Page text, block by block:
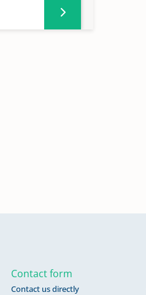
Contact form
Contact us directly